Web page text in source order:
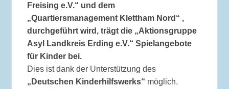
Freising e.V.“ und dem
„Quartiersmanagement Klettham Nord“ ,
durchgeführt wird, trägt die „Aktionsgruppe
Asyl Landkreis Erding e.V.“ Spielangebote
für Kinder bei.
Dies ist dank der Unterstützung des
„Deutschen Kinderhilfswerks“ möglich.